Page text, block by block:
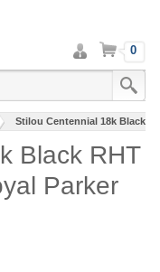
Intra
in
cont
Cos 0
Stilou Centennial 18k Black
Black RHT
Parker